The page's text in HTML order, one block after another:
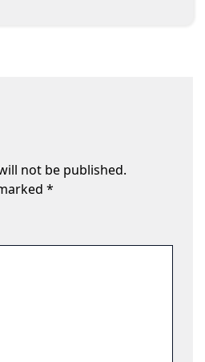
not be published.
*